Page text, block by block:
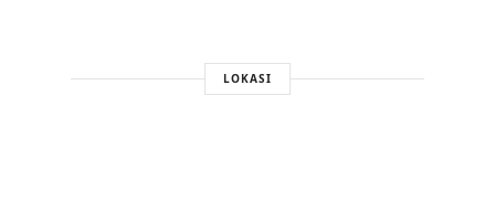
LOKASI